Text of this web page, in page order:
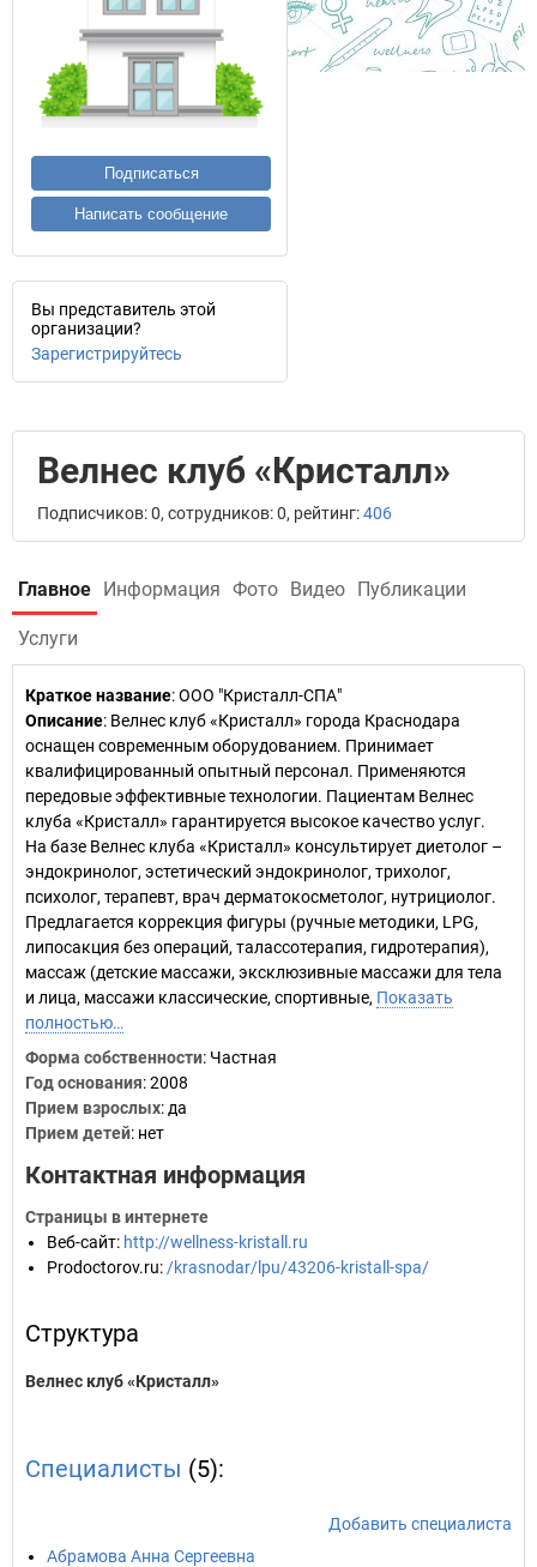
Подписаться
Написать сообщение
Вы представитель этой
организации?
Зарегистрируйтесь
Велнес клуб «Кристалл»
Подписчиков: 0, сотрудников: 0, рейтинг:406
Главное Информация Фото Видео Публикации
Услуги
Краткое название:ООО "Кристалл-СПА"
Описание: Велнес клуб «Кристалл» города Краснодара
оснащен современным оборудованием. Принимает
квалифицированный опытный персонал. Применяются
передовые эффективные технологии. Пациентам Велнес
клуба «Кристалл» гарантируется высокое качество услуг.
На базе Велнес клуба «Кристалл» консультирует диетолог –
эндокринолог, эстетический эндокринолог, трихолог,
психолог, терапевт, врач дерматокосметолог, нутрициолог.
Предлагается коррекция фигуры (ручные методики, LPG,
липосакция без операций, талассотерапия, гидротерапия),
массаж (детские массажи, эксклюзивные массажи для тела
и лица, массажи классические, спортивные, Показать
полностью…
Форма собственности: Частная
Год основания:2008
Прием взрослых: да
Прием детей: нет
Контактная информация
Страницы в интернете
Веб-сайт: http://wellness-kristall.ru
Prodoctorov.ru: /krasnodar/lpu/43206-kristall-spa/
Структура
Велнес клуб «Кристалл»
Специалисты (5):
Добавить специалиста
Абрамова Анна Сергеевна